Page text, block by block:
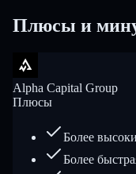
Плюсы и
Alpha Capital Group
Плюсы
Более
Более